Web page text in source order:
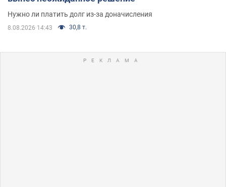
Нужно ли платить долг из-за доначисления
8.08.2026 14:43 30,8 т.